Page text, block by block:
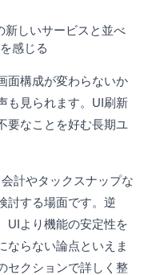
新しいサービスと並べ
感じる
面構成が変わらないか
も見られます。UI刷新
要なことを好む長期ユ
計やタックスナップな
討する場面です。逆
UIより機能の安定性を
ならない論点といえま
セクションで詳しく整